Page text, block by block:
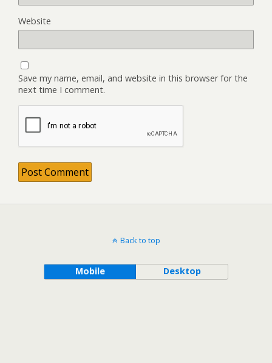
Website
Save my name, email, and website in this browser for the
next time I comment.
Back to top
Mobile Desktop